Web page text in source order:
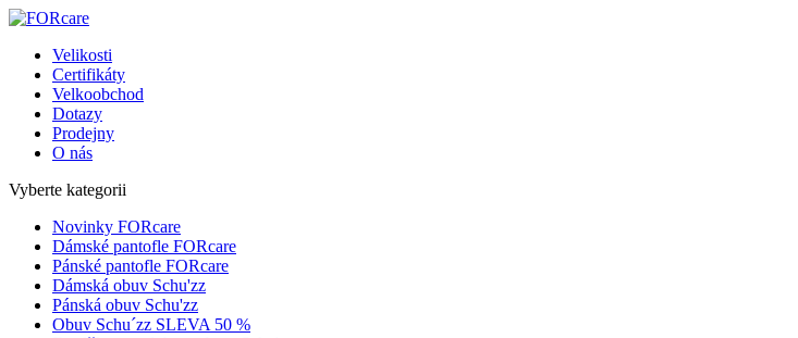
Velikosti
Certifikáty
Velkoobchod
Dotazy
Prodejny
O nás
Vyberte kategorii
Novinky FORcare
Dámské pantofle FORcare
Pánské pantofle FORcare
Dámská obuv Schu'zz
Pánská obuv Schu'zz
Obuv Schu´zz SLEVA 50 %